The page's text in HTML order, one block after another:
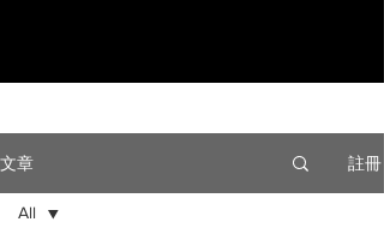
文章 註冊
All